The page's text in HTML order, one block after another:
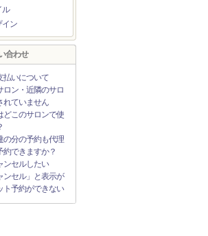
ル
イン
合わせ
払いについて
ロン・近隣のサロ
れていません
どこのサロンで使
の分の予約も代理
約できますか？
ンセルしたい
ンセル」と表示が
ト予約ができない